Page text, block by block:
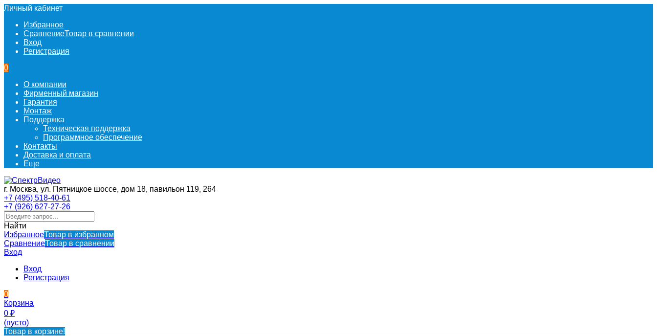
Личный кабинет
Избранное
СравнениеТовар в сравнении
Вход
Регистрация
0
О компании
Фирменный магазин
Гарантия
Монтаж
Поддержка
Техническая поддержка
Программное обеспечение
Контакты
Доставка и оплата
Еще
г. Москва, ул. Пятницкое шоссе, дом 18, павильон 119, 264
+7 (495) 518-40-61
+7 (926) 627-27-26
Найти
ИзбранноеТовар в избранном
СравнениеТовар в сравнении
Вход
Вход
Регистрация
0
Корзина
0 ₽
(пусто)
Товар в корзине!